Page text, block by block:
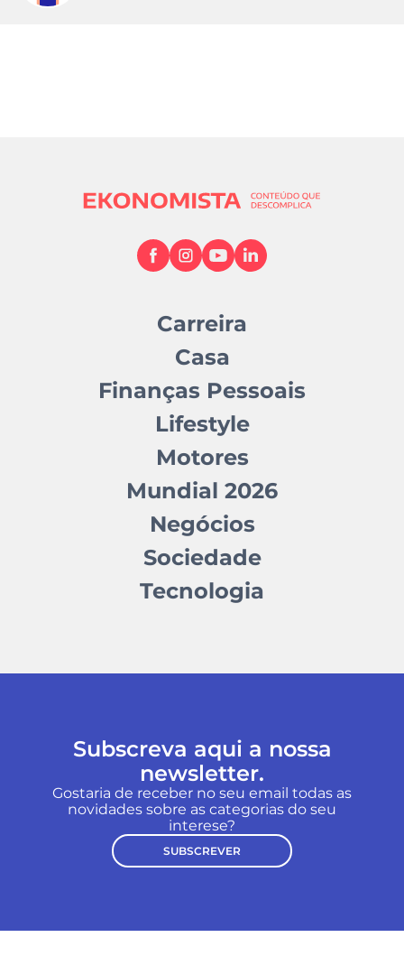
Carreira
Casa
Finanças Pessoais
Lifestyle
Motores
Mundial 2026
Negócios
Sociedade
Tecnologia
Subscreva aqui a nossa
newsletter.
Gostaria de receber no seu email todas as
novidades sobre as categorias do seu
interese?
SUBSCREVER